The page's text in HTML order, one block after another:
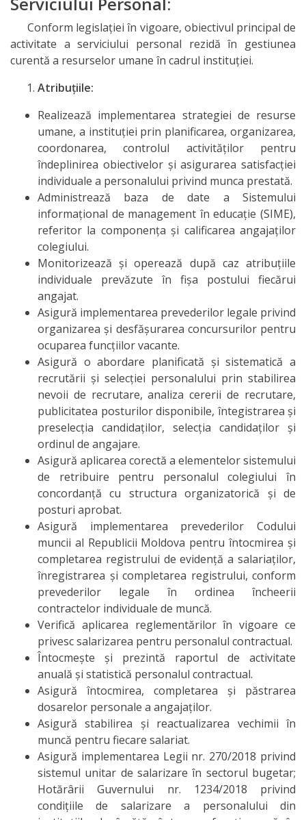
privind
veniturile
cheltuielile
colegiului
Resurse
Umane
Serviciul
Juridic
Elevi
Activitatea
Cercurilor
Științifice
Activități
tradiționale
EduLIFE
Consiliul
Elevilor
Tekwill
în
Fiecare
Școală
Instruirea
practică
Ghidare
în
carieră
Centrul
de
Conform legislației în vigoare, obiectivul principal de
activitate a serviciului personal rezidă în gestiunea
curentă a resurselor umane în cadrul instituției.
Atribuțiile:
Realizează implementarea strategiei de resurse
umane, a instituției prin planificarea, organizarea,
coordonarea, controlul activităților pentru
îndeplinirea obiectivelor și asigurarea satisfacției
individuale a personalului privind munca prestată.
Administrează baza de date a Sistemului
informațional de management în educație (SIME),
referitor la componența și calificarea angajaților
colegiului.
Monitorizează și operează după caz atribuțiile
individuale prevăzute în fișa postului fiecărui
angajat.
Asigură implementarea prevederilor legale privind
organizarea și desfășurarea concursurilor pentru
ocuparea funcțiilor vacante.
Asigură o abordare planificată și sistematică a
recrutării și selecției personalului prin stabilirea
nevoii de recrutare, analiza cererii de recrutare,
publicitatea posturilor disponibile, întegistrarea și
preselecția candidaților, selecția candidaților și
ordinul de angajare.
Asigură aplicarea corectă a elementelor sistemului
de retribuire pentru personalul colegiului în
concordanță cu structura organizatorică și de
posturi aprobat.
Asigură implementarea prevederilor Codului
muncii al Republicii Moldova pentru întocmirea și
completarea registrului de evidență a salariaților,
înregistrarea și completarea registrului, conform
prevederilor legale în ordinea încheerii
contractelor individuale de muncă.
Verifică aplicarea reglementărilor în vigoare ce
privesc salarizarea pentru personalul contractual.
Întocmește și prezintă raportul de activitate
anuală și statistică personalul contractual.
Asigură întocmirea, completarea și păstrarea
dosarelor personale a angajaților.
Asigură stabilirea și reactualizarea vechimii în
muncă pentru fiecare salariat.
Asigură implementarea Legii nr. 270/2018 privind
sistemul unitar de salarizare în sectorul bugetar;
Hotărârii Guvernului nr. 1234/2018 privind
condițiile de salarizare a personalului din